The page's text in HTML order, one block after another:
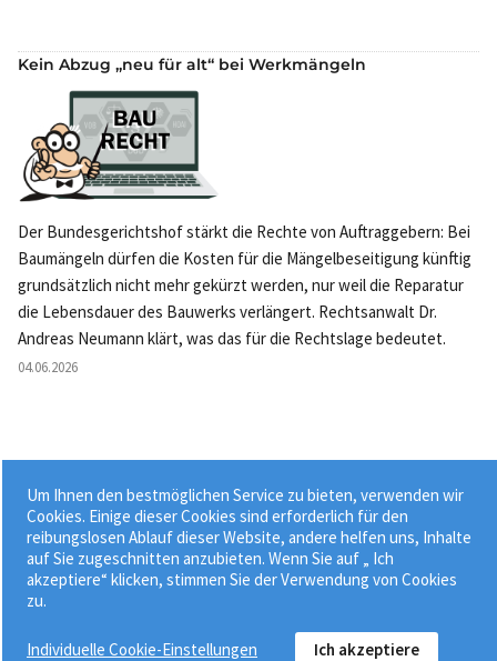
Kein Abzug „neu für alt“ bei Werkmängeln
Der Bundesgerichtshof stärkt die Rechte von Auftraggebern: Bei
Baumängeln dürfen die Kosten für die Mängelbeseitigung künftig
grundsätzlich nicht mehr gekürzt werden, nur weil die Reparatur
die Lebensdauer des Bauwerks verlängert. Rechtsanwalt Dr.
Andreas Neumann klärt, was das für die Rechtslage bedeutet.
04.06.2026
Weitere News »
Um Ihnen den bestmöglichen Service zu bieten, verwenden wir
Cookies. Einige dieser Cookies sind erforderlich für den
reibungslosen Ablauf dieser Website, andere helfen uns, Inhalte
auf Sie zugeschnitten anzubieten. Wenn Sie auf „ Ich
akzeptiere“ klicken, stimmen Sie der Verwendung von Cookies
zu.
Individuelle Cookie-Einstellungen Ich akzeptiere